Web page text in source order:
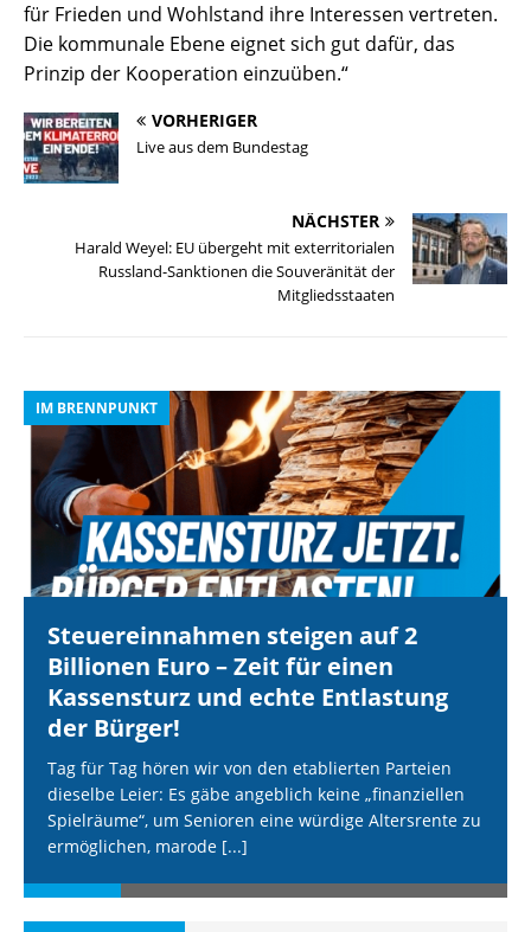
für Frieden und Wohlstand ihre Interessen vertreten.
Die kommunale Ebene eignet sich gut dafür, das
Prinzip der Kooperation einzuüben.“
VORHERIGER
Live aus dem Bundestag
NÄCHSTER
Harald Weyel: EU übergeht mit exterritorialen
Russland-Sanktionen die Souveränität der
Mitgliedsstaaten
IM BRENNPUNKT
Steuereinnahmen steigen auf 2
Billionen Euro – Zeit für einen
Kassensturz und echte Entlastung
der Bürger!
Tag für Tag hören wir von den etablierten Parteien
dieselbe Leier: Es gäbe angeblich keine „finanziellen
Spielräume“, um Senioren eine würdige Altersrente zu
ermöglichen, marode [...]